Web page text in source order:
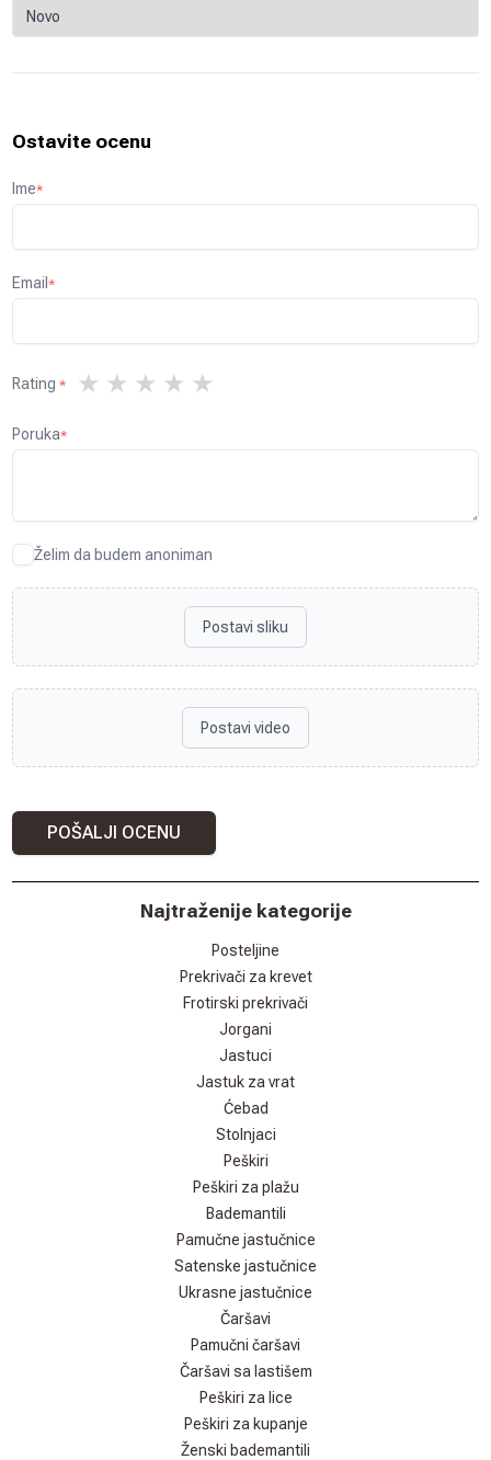
Ostavite ocenu
Ime*
Email*
Rating * ★ ★ ★ ★ ★
Poruka*
Želim da budem anoniman
Postavi sliku
Postavi video
POŠALJI OCENU
Najtraženije kategorije
Posteljine
Prekrivači za krevet
Frotirski prekrivači
Jorgani
Jastuci
Jastuk za vrat
Ćebad
Stolnjaci
Peškiri
Peškiri za plažu
Bademantili
Pamučne jastučnice
Satenske jastučnice
Ukrasne jastučnice
Čaršavi
Pamučni čaršavi
Čaršavi sa lastišem
Peškiri za lice
Peškiri za kupanje
Ženski bademantili